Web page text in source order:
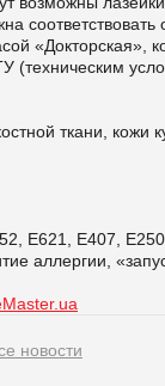
«Докторская»,
(техническим
ткани, кожи
Е621, Е407, Е250
аллергии,
новости